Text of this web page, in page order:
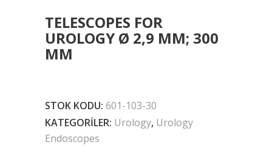
TELESCOPES FOR
UROLOGY Ø 2,9 MM; 300
MM
STOK KODU: 601-103-30
KATEGORILER: Urology, Urology
Endoscopes